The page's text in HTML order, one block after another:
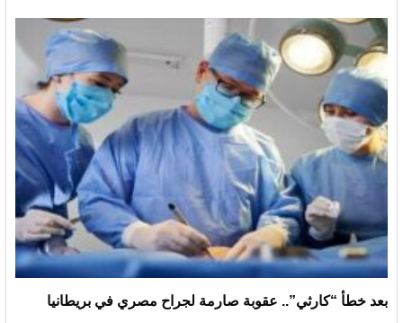
بعد خطأ “كارثي”.. عقوبة صارمة لجراح مصري في بريطانيا